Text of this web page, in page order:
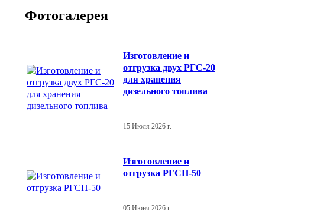
Фотогалерея
Изготовление и
отгрузка двух РГС-20
для хранения
дизельного топлива
15 Июля 2026 г.
Изготовление и
отгрузка РГСП-50
05 Июня 2026 г.